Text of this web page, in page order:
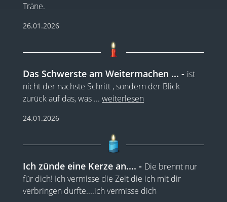
Träne.
26.01.2026
Das Schwerste am Weitermachen ...
ist
nicht der nächste Schritt , sondern der Blick
zurück auf das, was ... weiterlesen
24.01.2026
Ich zünde eine Kerze an....
Die brennt nur
für dich! Ich vermisse die Zeit die ich mit dir
verbringen durfte....ich vermisse dich